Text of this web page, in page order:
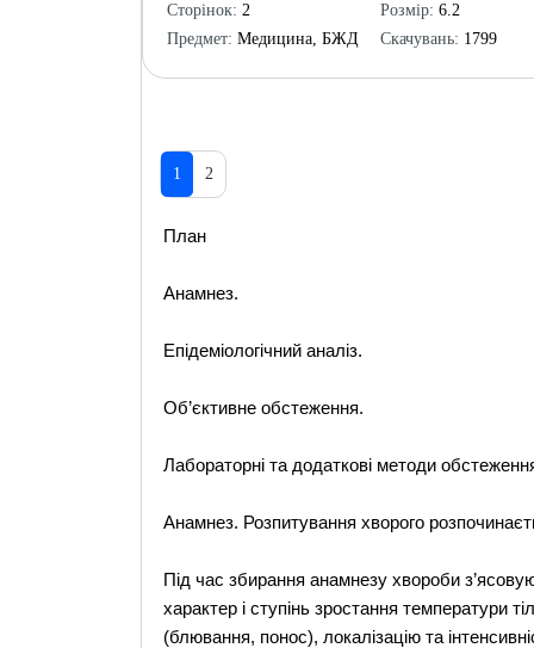
Сторінок: 2
Предмет: Медицина, БЖД
Розмір: 6.2
Скачувань: 1799
1 2
План
Анамнез.
Епідеміологічний аналіз.
Об’єктивне обстеження.
Лабораторні та додаткові методи
Анамнез. Розпитування хворого
Під час збирання анамнезу хвороби
характер і ступінь зростання температури
(блювання, понос), локалізацію та